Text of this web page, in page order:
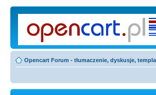
Opencart Forum - tłumaczenie, dyskusje,